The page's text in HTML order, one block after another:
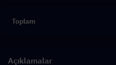
Toplam
Açıklamalar